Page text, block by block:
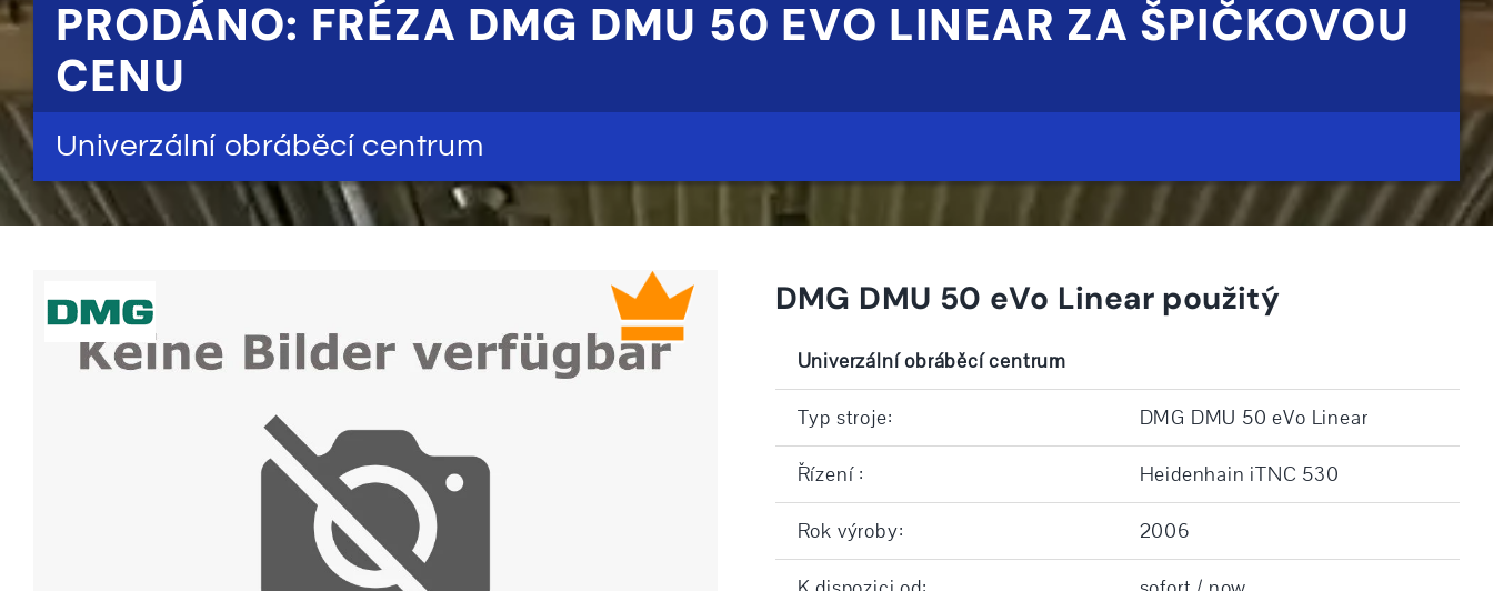
PRODÁNO: FRÉZA DMG DMU 50 EVO LINEAR ZA ŠPIČKOVOU
CENU
Univerzální obráběcí centrum
DMG DMU 50 eVo Linear použitý
Univerzální obráběcí centrum
Typ stroje: DMG DMU 50 eVo Linear
Řízení : Heidenhain iTNC 530
Rok výroby: 2006